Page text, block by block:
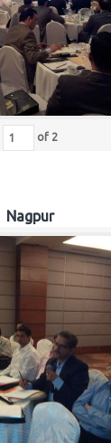
of 2
Nagpur